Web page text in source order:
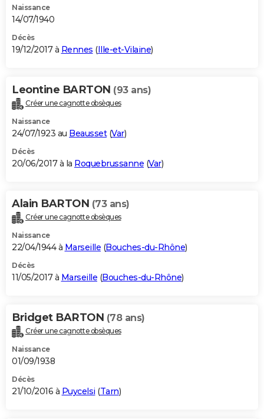
Naissance
14/07/1940
Décès
19/12/2017 à Rennes (Ille-et-Vilaine)
Leontine BARTON (93 ans)
Créer une cagnotte obsèques
Naissance
24/07/1923 au Beausset(Var)
Décès
20/06/2017 à la Roquebrussanne (Var)
Alain BARTON (73 ans)
Créer une cagnotte obsèques
Naissance
22/04/1944 à Marseille (Bouches-du-Rhône)
Décès
11/05/2017 à Marseille (Bouches-du-Rhône)
Bridget BARTON (78 ans)
Créer une cagnotte obsèques
Naissance
01/09/1938
Décès
21/10/2016 à Puycelsi (Tarn)